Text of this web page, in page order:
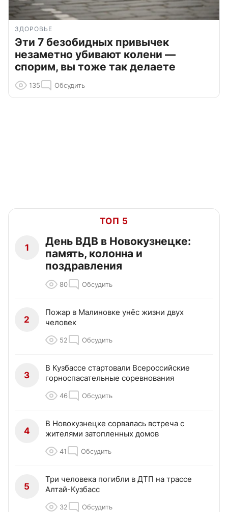
ЗДОРОВЬЕ
Эти 7 безобидных привычек
незаметно убивают колени —
спорим, вы тоже так делаете
135 Обсудить
ТОП 5
1
День ВДВ в Новокузнецке:
память, колонна и
поздравления
80 Обсудить
2
Пожар в Малиновке унёс жизни двух
человек
52 Обсудить
3
В Кузбассе стартовали Всероссийские
горноспасательные соревнования
46 Обсудить
4
В Новокузнецке сорвалась встреча с
жителями затопленных домов
41 Обсудить
5
Три человека погибли в ДТП на трассе
Алтай-Кузбасс
32 Обсудить